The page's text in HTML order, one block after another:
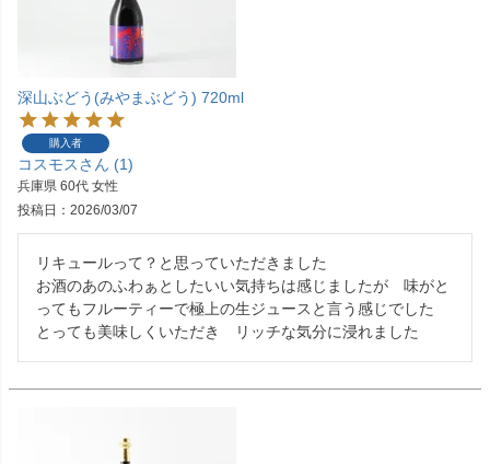
深山ぶどう(みやまぶどう) 720ml
購入者
コスモス 1
兵庫県 60代 女性
投稿日
2026/03/07
リキュールって？と思っていただきました
お酒のあのふわぁとしたいい気持ちは感じましたが　味がと
ってもフルーティーで極上の生ジュースと言う感じでした
とっても美味しくいただき　リッチな気分に浸れました